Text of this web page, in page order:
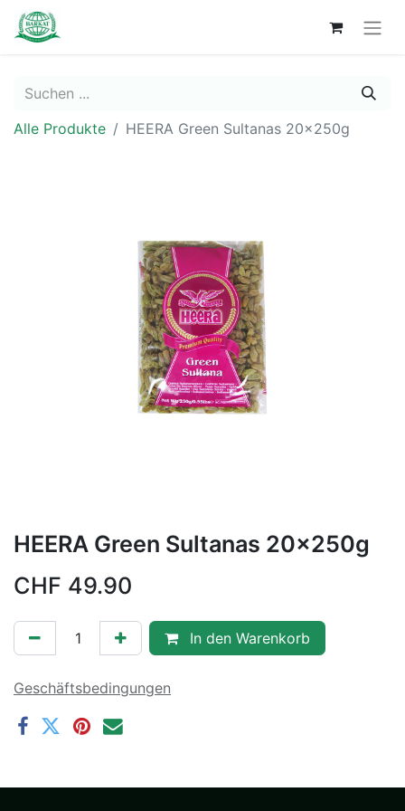
Alle Produkte HEERA Green Sultanas 20x250g
HEERA Green Sultanas 20x250g
CHF 49.90
In den Warenkorb
Geschäftsbedingungen